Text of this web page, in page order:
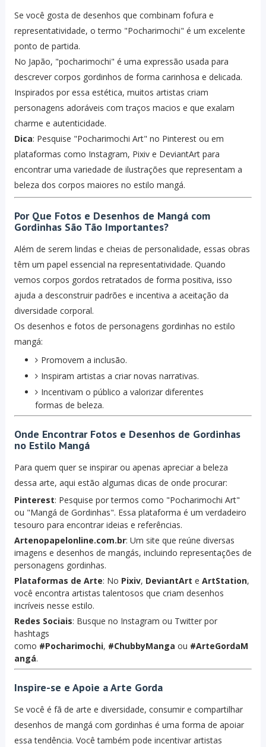
Se você gosta de desenhos que combinam fofura e
representatividade, o termo "Pocharimochi" é um excelente
ponto de partida.
No Japão, "pocharimochi" é uma expressão usada para
descrever corpos gordinhos de forma carinhosa e delicada.
Inspirados por essa estética, muitos artistas criam
personagens adoráveis com traços macios e que exalam
charme e autenticidade.
Dica: Pesquise "Pocharimochi Art" no Pinterest ou em
plataformas como Instagram, Pixiv e DeviantArt para
encontrar uma variedade de ilustrações que representam a
beleza dos corpos maiores no estilo mangá.
Por Que Fotos e Desenhos de Mangá com
Gordinhas São Tão Importantes?
Além de serem lindas e cheias de personalidade, essas obras
têm um papel essencial na representatividade. Quando
vemos corpos gordos retratados de forma positiva, isso
ajuda a desconstruir padrões e incentiva a aceitação da
diversidade corporal.
Os desenhos e fotos de personagens gordinhas no estilo
mangá:
Promovem a inclusão.
Inspiram artistas a criar novas narrativas.
Incentivam o público a valorizar diferentes
formas de beleza.
Onde Encontrar Fotos e Desenhos de Gordinhas
no Estilo Mangá
Para quem quer se inspirar ou apenas apreciar a beleza
dessa arte, aqui estão algumas dicas de onde procurar:
Pinterest: Pesquise por termos como "Pocharimochi Art"
ou "Mangá de Gordinhas". Essa plataforma é um verdadeiro
tesouro para encontrar ideias e referências.
Artenopapelonline.com.br: Um site que reúne diversas
imagens e desenhos de mangás, incluindo representações de
personagens gordinhas.
Plataformas de Arte: No Pixiv, DeviantArt e ArtStation,
você encontra artistas talentosos que criam desenhos
incríveis nesse estilo.
Redes Sociais: Busque no Instagram ou Twitter por
hashtags
como #Pocharimochi, #ChubbyManga ou #ArteGordaM
angá.
Inspire-se e Apoie a Arte Gorda
Se você é fã de arte e diversidade, consumir e compartilhar
desenhos de mangá com gordinhas é uma forma de apoiar
essa tendência. Você também pode incentivar artistas